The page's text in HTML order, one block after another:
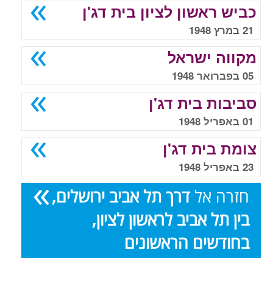
כביש ראשון לציון בית דג'ן
21 במרץ 1948
מקווה ישראל
05 בפברואר 1948
סביבות בית דג'ן
01 באפריל 1948
צומת בית דג'ן
23 באפריל 1948
חזרה אלדרך תל אביב ירושלים,
בין תל אביב לראשון לציון,
בחודשים הראשונים